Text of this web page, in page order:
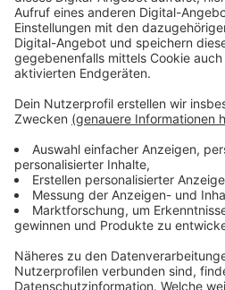
Immer auf dem
bleiben!
Verpass' nichts mehr - mit
ANTENNE BAYERN
Lifestyle oder unsere
informieren
Zum Newsletter